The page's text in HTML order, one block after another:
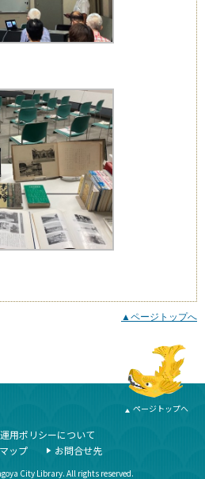
▲ページトップへ
ページトップへ
用ポリシーについて
ップ お問合せ先
City Library. All rights reserved.